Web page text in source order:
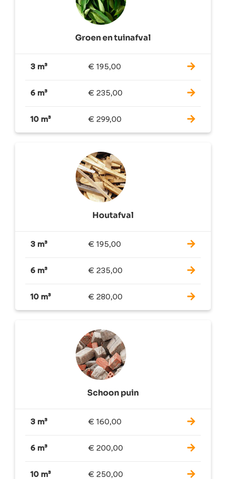
Groen en tuinafval
3 m³ € 195,00
6 m³ € 235,00
10 m³ € 299,00
Houtafval
3 m³ € 195,00
6 m³ € 235,00
10 m³ € 280,00
Schoon puin
3 m³ € 160,00
6 m³ € 200,00
10 m³ € 250,00